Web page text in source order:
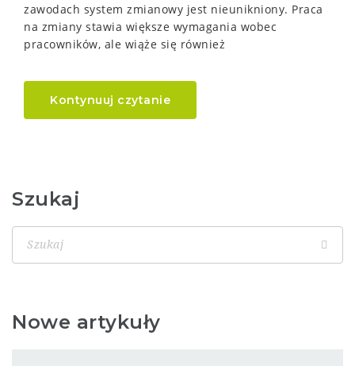
zawodach system zmianowy jest nieunikniony. Praca
na zmiany stawia większe wymagania wobec
pracowników, ale wiąże się również
Kontynuuj czytanie
Szukaj
Nowe artykuły